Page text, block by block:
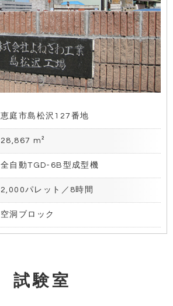
恵庭市島松沢127番地
28,867 m²
全自動TGD-6B型成型機
2,000パレット／8時間
空洞ブロック
試験室